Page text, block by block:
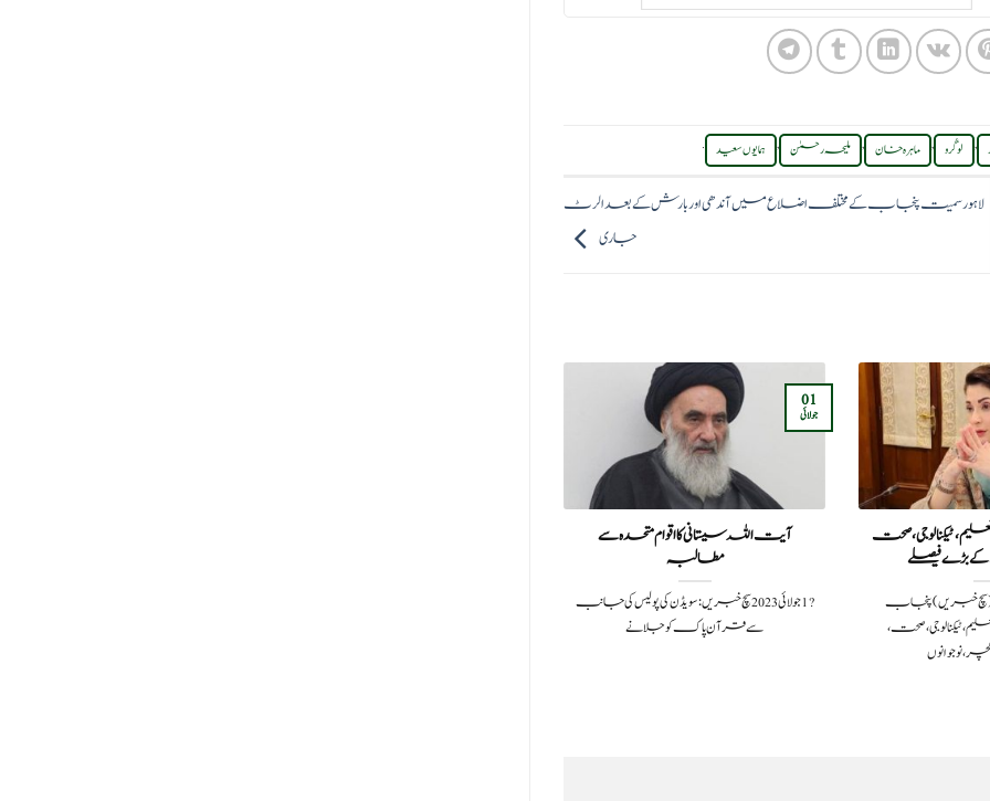
, لو گُرو , ماہرہ خان , ملیحہ رحمٰن , ہمایوں سعید .
لاہور سمیت پنجاب کے مختلف اضلاع میں آندھی اور بارش کے بعد الرٹ
جاری
ٹیکنالوجی، صحت
کے بڑے فیصلے
2025لاہور (سچ خبریں) پنجاب
ٹیکنالوجی، صحت،
نوجوانوں
آیت اللہ سیستانی کا اقوام متحدہ سے
مطالبہ
?️ 1 جولائی 2023سچ خبریں: سویڈن کی پولیس کی جانب
سے قرآن پاک کو جلانے
01
جولائی